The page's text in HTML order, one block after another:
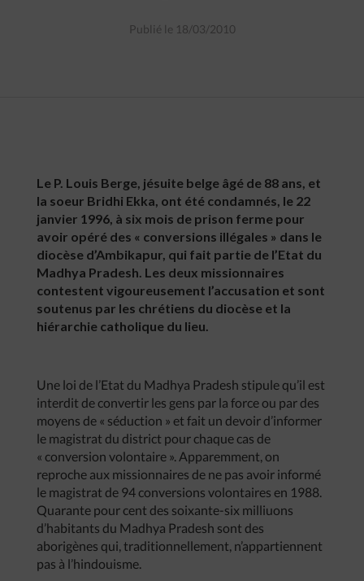
Publié le 18/03/2010
Le P. Louis Berge, jésuite belge âgé de 88 ans, et
la soeur Bridhi Ekka, ont été condamnés, le 22
janvier 1996, à six mois de prison ferme pour
avoir opéré des « conversions illégales » dans le
diocèse d’Ambikapur, qui fait partie de l’Etat du
Madhya Pradesh. Les deux missionnaires
contestent vigoureusement l’accusation et sont
soutenus par les chrétiens du diocèse et la
hiérarchie catholique du lieu.
Une loi de l’Etat du Madhya Pradesh stipule qu’il est
interdit de convertir les gens par la force ou par des
moyens de « séduction » et fait un devoir d’informer
le magistrat du district pour chaque cas de
« conversion volontaire ». Apparemment, on
reproche aux missionnaires de ne pas avoir informé
le magistrat de 94 conversions volontaires en 1988.
Quarante pour cent des soixante-six milliuons
d’habitants du Madhya Pradesh sont des
aborigènes qui, traditionnellement, n’appartiennent
pas à l’hindouisme.